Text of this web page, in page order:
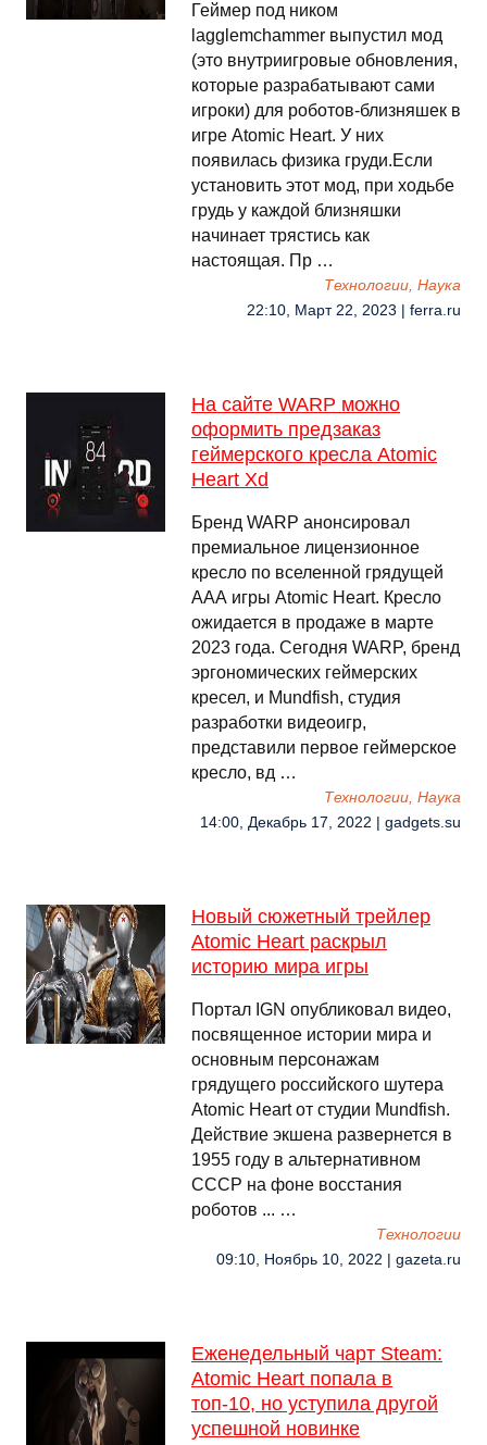
Геймер под ником
lagglemchammer выпустил мод
(это внутриигровые обновления,
которые разрабатывают сами
игроки) для роботов-близняшек в
игре Atomic Heart. У них
появилась физика груди.Если
установить этот мод, при ходьбе
грудь у каждой близняшки
начинает трястись как
настоящая. Пр …
Технологии, Наука
22:10, Март 22, 2023 | ferra.ru
На сайте WARP можно
оформить предзаказ
геймерского кресла Atomic
Heart Xd
Бренд WARP анонсировал
премиальное лицензионное
кресло по вселенной грядущей
ААА игры Atomic Heart. Кресло
ожидается в продаже в марте
2023 года. Сегодня WARP, бренд
эргономических геймерских
кресел, и Mundfish, студия
разработки видеоигр,
представили первое геймерское
кресло, вд …
Технологии, Наука
14:00, Декабрь 17, 2022 | gadgets.su
Новый сюжетный трейлер
Atomic Heart раскрыл
историю мира игры
Портал IGN опубликовал видео,
посвященное истории мира и
основным персонажам
грядущего российского шутера
Atomic Heart от студии Mundfish.
Действие экшена развернется в
1955 году в альтернативном
СССР на фоне восстания
роботов ... …
Технологии
09:10, Ноябрь 10, 2022 | gazeta.ru
Еженедельный чарт Steam:
Atomic Heart попала в
топ-10, но уступила другой
успешной новинке